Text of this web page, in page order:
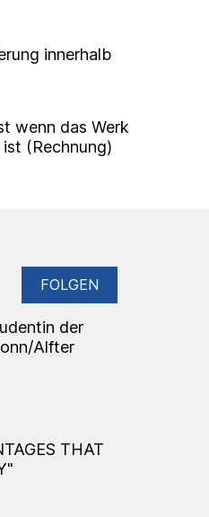
innerhalb
wenn das Werk
(Rechnung)
FOLGEN
der
Alfter
THAT